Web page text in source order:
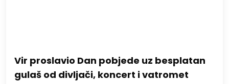
Vir proslavio Dan pobjede uz besplatan
gulaš od divljači, koncert i vatromet